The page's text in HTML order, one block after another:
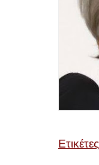
Ετικέτες